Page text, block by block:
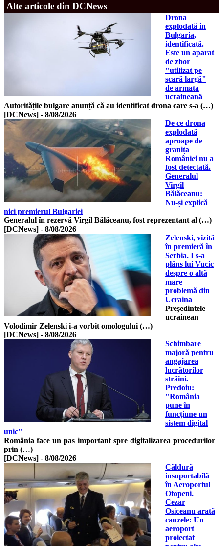
Alte articole din DCNews
Drona
explodată în
Bulgaria,
identificată.
Este un aparat
de zbor
"utilizat pe
scară largă"
de armata
ucraineană
Autoritățile bulgare anunță că au identificat drona care s-a (…)
[DCNews] - 8/08/2026
De ce drona
explodată
aproape de
granița
României nu a
fost detectată.
Generalul
Virgil
Bălăceanu:
Nu-și explică
nici premierul Bulgariei
Generalul în rezervă Virgil Bălăceanu, fost reprezentant al (…)
[DCNews] - 8/08/2026
Zelenski, vizită
în premieră în
Serbia. I s-a
plâns lui Vucic
despre o altă
mare
problemă din
Ucraina
Președintele
ucrainean
Volodimir Zelenski i-a vorbit omologului (…)
[DCNews] - 8/08/2026
Schimbare
majoră pentru
angajarea
lucrătorilor
străini.
Predoiu:
"România
pune în
funcțiune un
sistem digital
unic"
România face un pas important spre digitalizarea procedurilor
prin (…)
[DCNews] - 8/08/2026
Căldură
insuportabilă
în Aeroportul
Otopeni.
Cezar
Osiceanu arată
cauzele: Un
aeroport
proiectat